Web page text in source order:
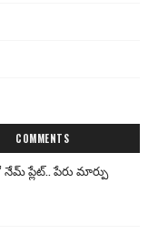
COMMENTS
నేమ్ ప్లేట్‌.. పేరు మార్పు